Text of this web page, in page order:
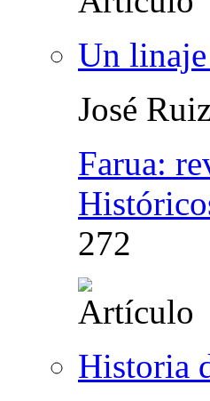
Un
José
Farua:
272
Historia